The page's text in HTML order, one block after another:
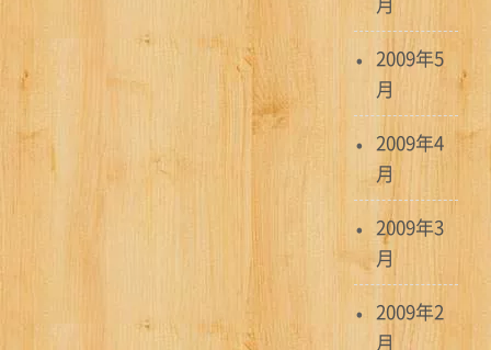
2009年5
月
2009年4
月
2009年3
月
2009年2
月